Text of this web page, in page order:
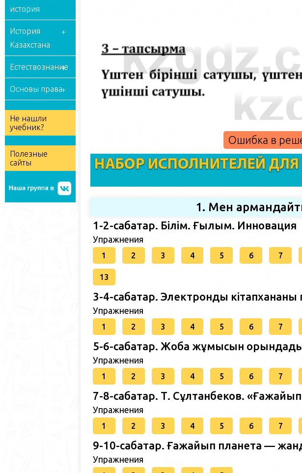
история
История
Казахстана
Естествознание
Основы права
Не нашли
учебник?
Полезные
сайты
Ошибка в
1. Мен
1-2-сабақтар. Білім. Ғылым. Инновация
Упражнения
1 2 3 4 5 6 7
13
3-4-сабақтар. Электронды
Упражнения
1 2 3 4 5 6 7
5-6-сабақтар. Жоба жұмысын
Упражнения
1 2 3 4 5 6 7
7-8-сабақтар. Т. Сұлтанбеков.
Упражнения
1 2 3 4 5 6 7
9-10-сабақтар. Ғажайып планета —
Упражнения